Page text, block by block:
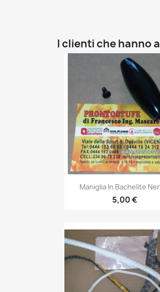
I clienti che hanno
Anteprima
Maniglia In Bachelite
5,00 €